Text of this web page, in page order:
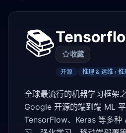
📚 收藏
开源 推理 & 运维 ›
全球最流行的机器学习框架
Google 开源的端到端 ML
TensorFlow、Keras 等多种